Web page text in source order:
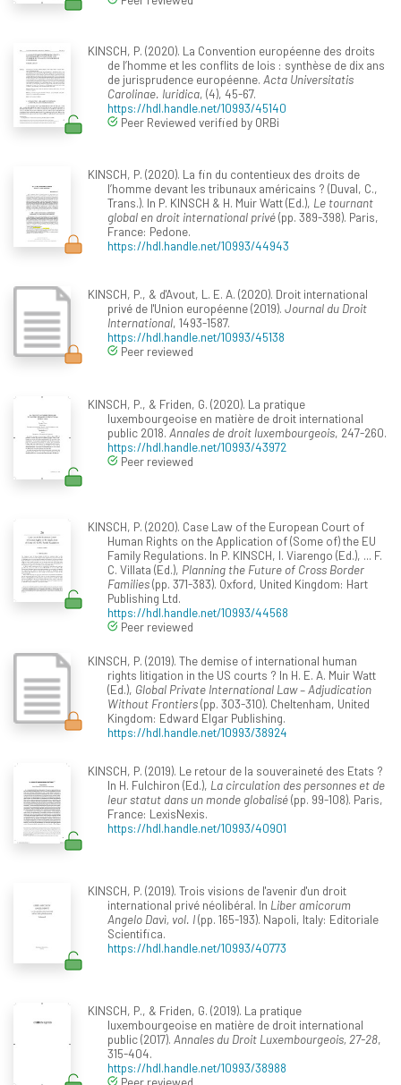
KINSCH, P. (2020). La Convention européenne des droits
de l’homme et les conflits de lois : synthèse de dix ans
de jurisprudence européenne. Acta Universitatis
Carolinae. Iuridica, (4), 45-67.
https://hdl.handle.net/10993/45140
Peer Reviewed verified by ORBi
KINSCH, P. (2020). La fin du contentieux des droits de
l’homme devant les tribunaux américains ? (Duval, C.,
Trans.). In P. KINSCH & H. Muir Watt (Ed.), Le tournant
global en droit international privé(pp. 389-398). Paris,
France: Pedone.
https://hdl.handle.net/10993/44943
KINSCH, P., & d'Avout, L. E. A. (2020). Droit international
privé de l'Union européenne (2019). Journal du Droit
International, 1493-1587.
https://hdl.handle.net/10993/45138
Peer reviewed
KINSCH, P., & Friden, G. (2020). La pratique
luxembourgeoise en matière de droit international
public 2018. Annales de droit luxembourgeois, 247-260.
https://hdl.handle.net/10993/43972
Peer reviewed
KINSCH, P. (2020). Case Law of the European Court of
Human Rights on the Application of (Some of) the EU
Family Regulations. In P. KINSCH, I. Viarengo (Ed.), ... F.
C. Villata (Ed.), Planning the Future of Cross Border
Families(pp. 371-383). Oxford, United Kingdom: Hart
Publishing Ltd.
https://hdl.handle.net/10993/44568
Peer reviewed
KINSCH, P. (2019). The demise of international human
rights litigation in the US courts ? In H. E. A. Muir Watt
(Ed.), Global Private International Law – Adjudication
Without Frontiers(pp. 303-310). Cheltenham, United
Kingdom: Edward Elgar Publishing.
https://hdl.handle.net/10993/38924
KINSCH, P. (2019). Le retour de la souveraineté des Etats ?
In H. Fulchiron (Ed.), La circulation des personnes et de
leur statut dans un monde globalisé(pp. 99-108). Paris,
France: LexisNexis.
https://hdl.handle.net/10993/40901
KINSCH, P. (2019). Trois visions de l'avenir d'un droit
international privé néolibéral. In Liber amicorum
Angelo Davì, vol. I(pp. 165-193). Napoli, Italy: Editoriale
Scientifica.
https://hdl.handle.net/10993/40773
KINSCH, P., & Friden, G. (2019). La pratique
luxembourgeoise en matière de droit international
public (2017). Annales du Droit Luxembourgeois, 27-28,
315-404.
https://hdl.handle.net/10993/38988
Peer reviewed